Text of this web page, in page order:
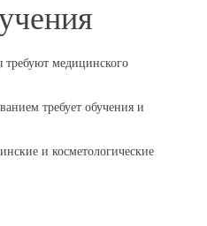
медицинского
требует обучения и
и косметологические